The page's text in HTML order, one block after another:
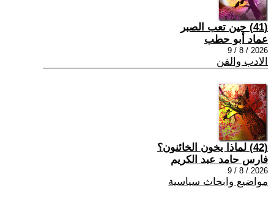
(41) حين تعب الصبر
عماد أبو حطب
2026 / 8 / 9
الادب والفن
(42) لماذا يخون الخائنون؟
فارس حامد عبد الكريم
2026 / 8 / 9
مواضيع وابحاث سياسية